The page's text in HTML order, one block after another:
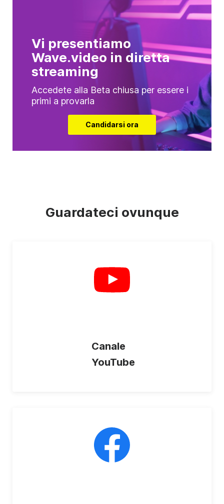
Vi presentiamo
Wave.video in diretta
streaming
Accedete alla Beta chiusa per essere i
primi a provarla
Candidarsi ora
Guardateci ovunque
Canale
YouTube